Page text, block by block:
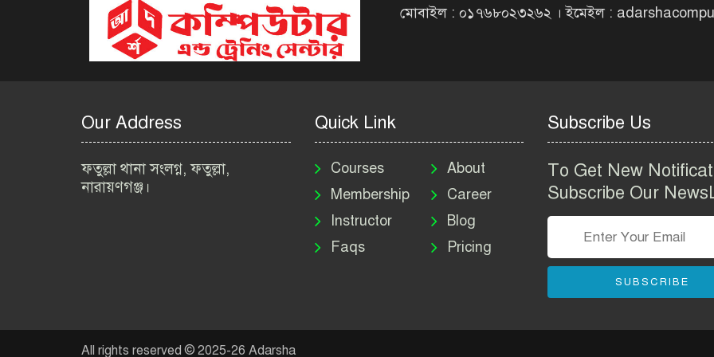
মোবাইল : ০১৭৬৮০২৩২৬২ । ইমেইল :
Our Address
ফতুল্লা থানা সংলগ্ন, ফতুল্লা,
নারায়ণগঞ্জ।
Quick Link
Courses
Membership
Instructor
Faqs
About
Career
Blog
Pricing
Subscribe Us
To Get New
Subscribe Our
SUBSCRIBE
All rights reserved © 2025-26 Adarsha